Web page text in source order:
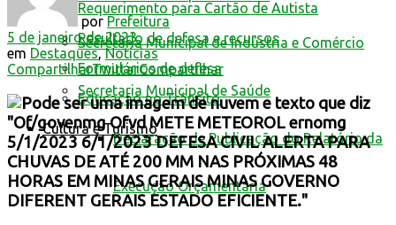
Requerimento para Cartão de Autista
Resultado de defesa e recursos
Formulários de defesa
Educação no Trânsito
Cultura e Turismo
Secretaria Municipal de Indústria e Comércio
Secretaria Municipal de Saúde
Declaração de Publicação do Relatório da
Execução Orçamentária
por Prefeitura
5 de janeiro de 2023
em Destaques,Notícias
CompartilharTwittarCompartilhar